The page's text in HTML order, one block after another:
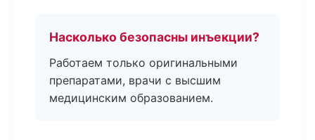
Насколько безопасны инъекции?
Работаем только оригинальными
препаратами, врачи с высшим
медицинским образованием.